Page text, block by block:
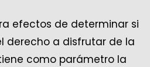
efectos de determinar si
derecho a disfrutar de la
como parámetro la